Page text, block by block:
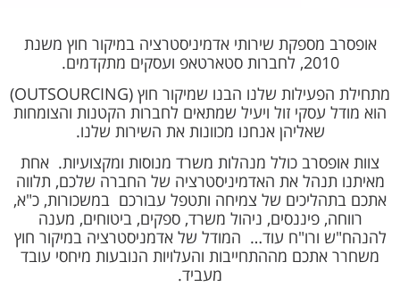
אופסרב מספקת שירותי אדמיניסטרציה במיקור חוץ משנת
2010, לחברות סטארטאפ ועסקים מתקדמים.
מתחילת הפעילות שלנו הבנו שמיקור חוץ (OUTSOURCING)
הוא מודל עסקי זול ויעיל שמתאים לחברות הקטנות והצומחות
שאליהן אנחנו מכוונות את השירות שלנו.
צוות אופסרב כולל מנהלות משרד מנוסות ומקצועיות. אחת
מאיתנו תנהל את האדמיניסטרציה של החברה שלכם, תלווה
אתכם בתהליכים של צמיחה ותטפל עבורכם במשכורות, כ"א,
רווחה, פיננסים, ניהול משרד, ספקים, ביטוחים, מענה
להנהח"ש ורו"ח עוד… המודל של אדמניסטרציה במיקור חוץ
משחרר אתכם מההתחייבות והעלויות הנובעות מיחסי עובד
מעביד.